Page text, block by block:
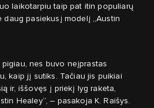
laikotarpiu taip pat itin populiarų
daug pasiekusį modelį „Austin
pigiau, nes buvo neįprastas
kaip jį sutiks. Tačiau jis puikiai
ir, iššovęs į priekį lyg raketa,
Healey“, – pasakoja K. Raišys.